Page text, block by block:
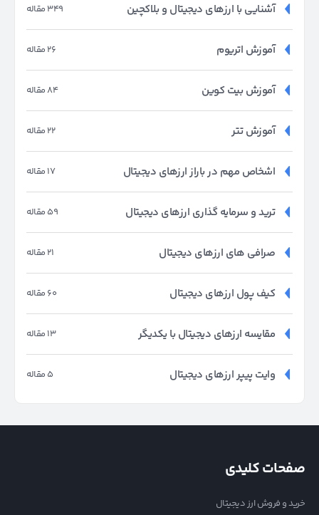
349 مقاله آشنایی با ارزهای دیجیتال و بلاکچین
26 مقاله آموزش اتریوم
84 مقاله آموزش بیت کوین
22 مقاله آموزش تتر
17 مقاله اشخاص مهم در باراز ارزهای دیجیتال
59 مقاله ترید و سرمایه گذاری ارزهای دیجیتال
21 مقاله صرافی های ارزهای دیجیتال
60 مقاله کیف پول ارزهای دیجیتال
13 مقاله مقایسه ارزهای دیجیتال با یکدیگر
5 مقاله وایت پیپر ارزهای دیجیتال
صفحات کلیدی
خرید و فروش ارز دیجیتال